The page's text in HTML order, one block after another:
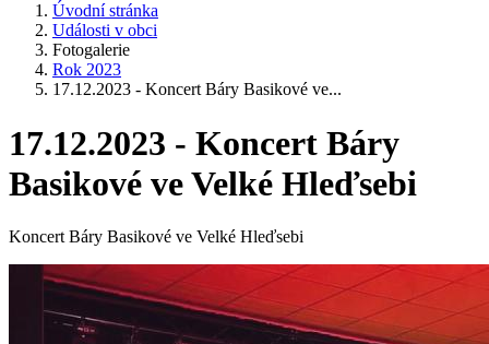
Úvodní stránka
Události v obci
Fotogalerie
Rok 2023
17.12.2023 - Koncert Báry Basikové ve...
17.12.2023 - Koncert Báry
Basikové ve Velké Hleďsebi
Koncert Báry Basikové ve Velké Hleďsebi